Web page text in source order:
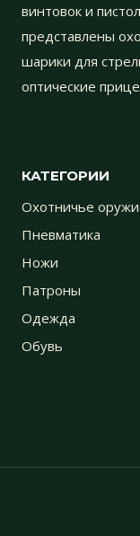
винтовок и
представлены
шарики для
оптические
КАТЕГОРИИ
Охотничье
Пневматика
Ножи
Патроны
Одежда
Обувь